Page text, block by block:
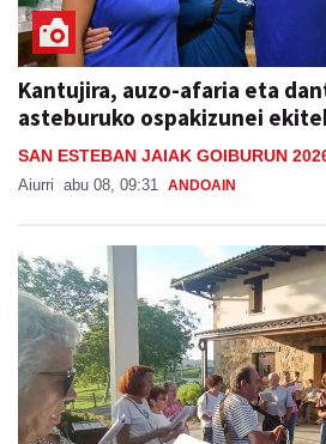
Kantujira, auzo-afaria eta
asteburuko ospakizunei
SAN ESTEBAN JAIAK GOIBURUN
Aiurri abu 08, 09:31 ANDOAIN